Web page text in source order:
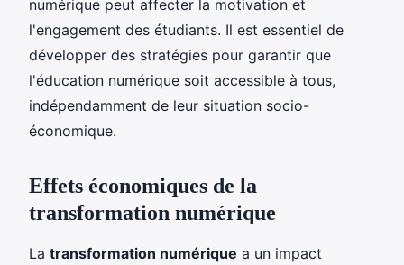
numérique peut affecter la motivation et
l'engagement des étudiants. Il est essentiel de
développer des stratégies pour garantir que
l'éducation numérique soit accessible à tous,
indépendamment de leur situation socio-
économique.
Effets économiques de la
transformation numérique
La transformation numérique a un impact